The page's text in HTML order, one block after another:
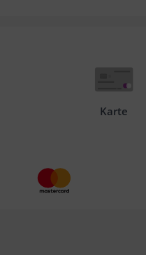
Karte